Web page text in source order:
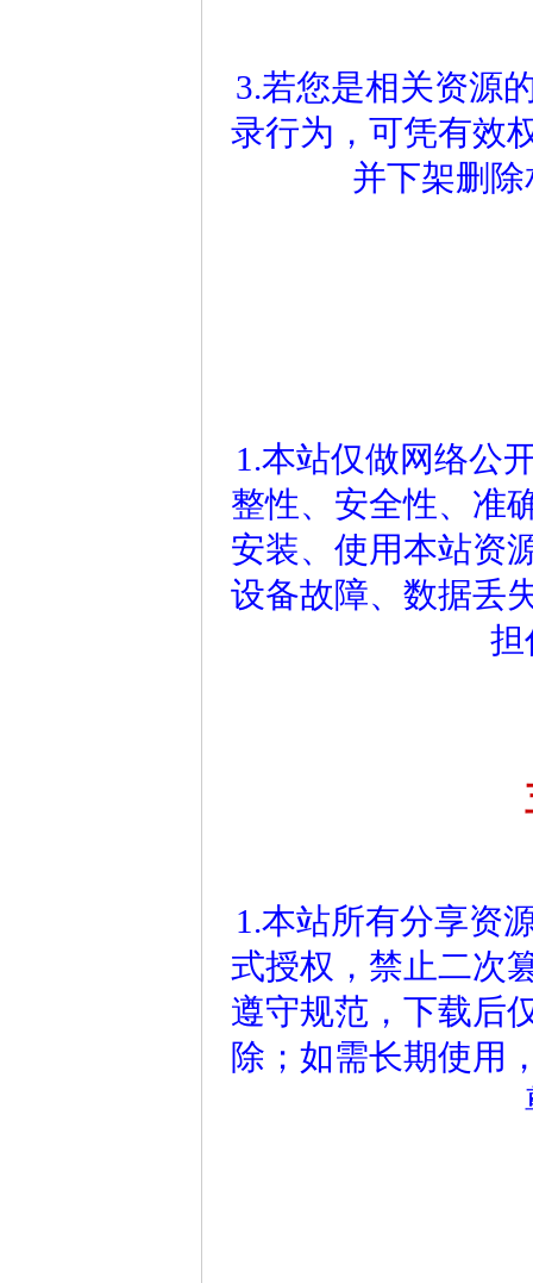
3.若您是相关资源
录行为，可凭有效
并下架删
1.本站仅做网络公
整性、安全性、准
安装、使用本站资
设备故障、数据丢
担
1.本站所有分享资
式授权，禁止二次
遵守规范，下载后
除；如需长期使用